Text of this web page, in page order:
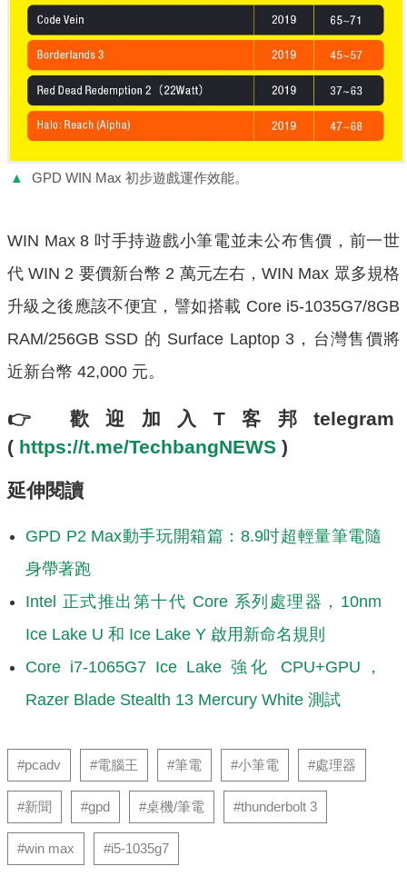
▲ GPD WIN Max 初步遊戲運作效能。
WIN Max 8 吋手持遊戲小筆電並未公布售價，前一世
代 WIN 2 要價新台幣 2 萬元左右，WIN Max 眾多規格
升級之後應該不便宜，譬如搭載 Core i5-1035G7/8GB
RAM/256GB SSD 的 Surface Laptop 3，台灣售價將
近新台幣 42,000 元。
👉 歡迎加入T客邦telegram
( https://t.me/TechbangNEWS )
延伸閱讀
GPD P2 Max動手玩開箱篇：8.9吋超輕量筆電隨
身帶著跑
Intel 正式推出第十代 Core 系列處理器，10nm
Ice Lake U 和 Ice Lake Y 啟用新命名規則
Core i7-1065G7 Ice Lake 強化 CPU+GPU，
Razer Blade Stealth 13 Mercury White 測試
#pcadv #電腦王 #筆電 #小筆電 #處理器
#新聞 #gpd #桌機/筆電 #thunderbolt 3
#win max #i5-1035g7